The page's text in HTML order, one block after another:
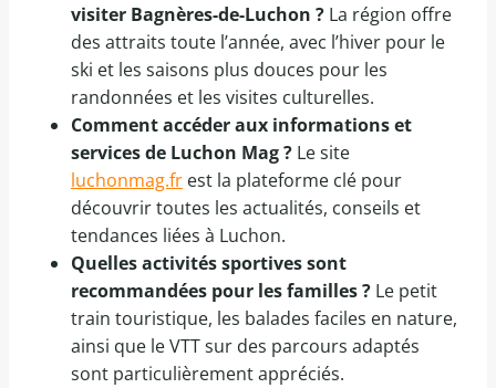
visiter Bagnères-de-Luchon ? La région offre
des attraits toute l’année, avec l’hiver pour le
ski et les saisons plus douces pour les
randonnées et les visites culturelles.
Comment accéder aux informations et
services de Luchon Mag ? Le site
luchonmag.fr est la plateforme clé pour
découvrir toutes les actualités, conseils et
tendances liées à Luchon.
Quelles activités sportives sont
recommandées pour les familles ? Le petit
train touristique, les balades faciles en nature,
ainsi que le VTT sur des parcours adaptés
sont particulièrement appréciés.